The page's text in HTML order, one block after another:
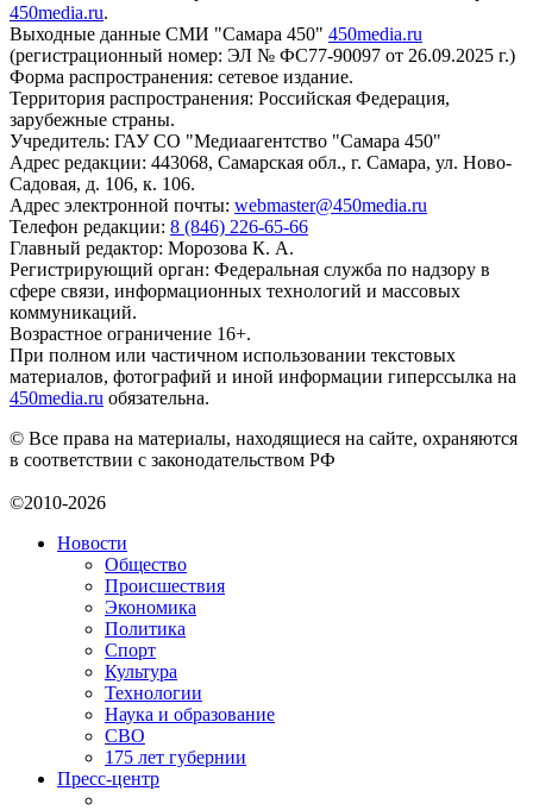
450media.ru.
Выходные данные СМИ "Самара 450" 450media.ru
(регистрационный номер: ЭЛ № ФС77-90097 от 26.09.2025 г.)
Форма распространения: сетевое издание.
Территория распространения: Российская Федерация,
зарубежные страны.
Учредитель: ГАУ СО "Медиаагентство "Самара 450"
Адрес редакции: 443068, Самарская обл., г. Самара, ул. Ново-
Садовая, д. 106, к. 106.
Адрес электронной почты: webmaster@450media.ru
Телефон редакции: 8 (846) 226-65-66
Главный редактор: Морозова К. А.
Регистрирующий орган: Федеральная служба по надзору в
сфере связи, информационных технологий и массовых
коммуникаций.
Возрастное ограничение 16+.
При полном или частичном использовании текстовых
материалов, фотографий и иной информации гиперссылка на
450media.ru обязательна.
© Все права на материалы, находящиеся на сайте, охраняются
в соответствии с законодательством РФ
©2010-2026
Новости
Общество
Происшествия
Экономика
Политика
Спорт
Культура
Технологии
Наука и образование
СВО
175 лет губернии
Пресс-центр